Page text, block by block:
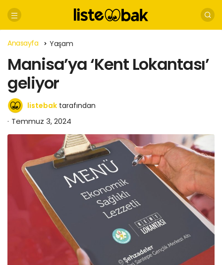
Anasayfa Yaşam
Manisa’ya ‘Kent Lokantası’
geliyor
listebak tarafından
Temmuz 3, 2024